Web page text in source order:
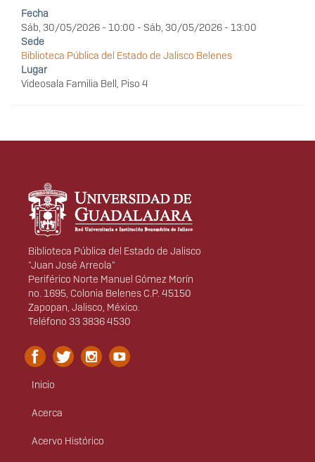
Fecha
Sáb, 30/05/2026 - 10:00 - Sáb, 30/05/2026 - 13:00
Sede
Biblioteca Pública del Estado de Jalisco Belenes
Lugar
Videosala Familia Bell, Piso 4
Información del
portal
Biblioteca Pública del Estado de Jalisco
"Juan José Arreola"
Periférico Norte Manuel Gómez Morín
no. 1695, Colonia Belenes C.P. 45150
Zapopan, Jalisco, México.
Teléfono 33 3836 4530
Menú
principal
Inicio
Acerca
Acervo Histórico